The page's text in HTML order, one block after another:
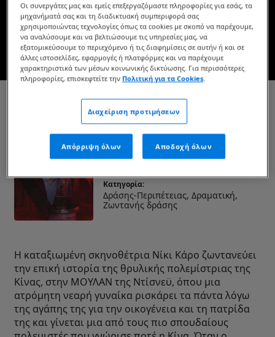
ΔΕΙΤΕ ΤΟ ΤΡΕΪΛΕΡ
Μουλάν (2020)
1ώρα 55λεπτά
Ημερομηνία κυκλοφορίας:
Κατηγορία:
Δράσης-Περιπέτειας, Δραματική,
Ζωντανής δράσης
Η καταξιωμένη σκηνοθέτρια Νίκι Κάρο ζωντανεύει
την επική ιστορία της θρυλικής πολεμίστριας της
Κίνας, στην ΜΟΥΛΑΝ της Ντίσνεϋ, όπου μια
ατρόμητη νεαρή γυναίκα ρισκάρει τα πάντα λόγω
της αγάπης της για την οικογένεια και τη πατρίδα
της και γίνεται μια από τους πιο σπουδαίους
Οι συνεργάτες μας και εμείς επεξεργαζόμαστε πληροφορίες για εσάς, τα
μηχανήματά σας και τη διαδικτυακή συμπεριφορά σας
χρησιμοποιώντας τεχνολογίες όπως τα cookies με σκοπό να παρέχουμε,
να αναλύσουμε και να βελτιώσουμε τις υπηρεσίες μας, να
εξατομικεύσουμε το περιεχόμενο ή τις διαφημίσεις σε αυτήν ή και σε
άλλες ιστοσελίδες, εφαρμογές ή πλατφόρμες και να παρέχουμε
χαρακτηριστικά των μέσων κοινωνικής δικτύωσης. Για περισσότερες
πληροφορίες, επισκεφτείτε την Πολιτική για τα Cookies.
Διαχείριση προτιμήσεων
Απόρριψη όλων Αποδοχή όλων